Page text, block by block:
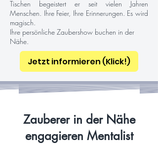
Tischen begeistert er seit vielen Jahren
Menschen. Ihre Feier, Ihre Erinnerungen. Es wird
magisch.
Ihre persönliche Zaubershow buchen in der
Nähe.
Jetzt informieren (Klick!)
Zauberer in der Nähe
engagieren Mentalist